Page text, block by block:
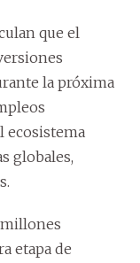
que el
la próxima
ecosistema
globales,
etapa de